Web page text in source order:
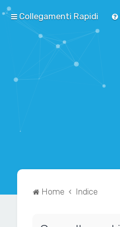
Collegamenti Rapidi
Home Indice